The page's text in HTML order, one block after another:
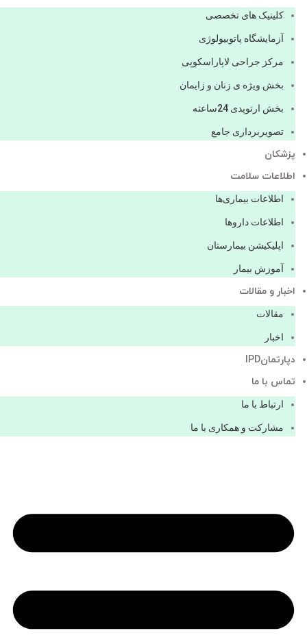
کلینیک های تخصصی
آزمایشگاه پاتوبیولوژی
مرکز جراحی لاپاراسکوپی
بخش ویژه ی زنان و زایمان
بخش ارتوپدی 24ساعته
تصویربرداری جامع
پزشكان
اطلاعات سلامت
اطلاعات بیماری‌ها
اطلاعات دارو‌ها
اپليكيشن بيمارستان
آموزش بیمار
اخبار و مقالات
مقالات
اخبار
دپارتمانIPD
تماس با ما
ارتباط با ما
مشاركت و همكاری با ما